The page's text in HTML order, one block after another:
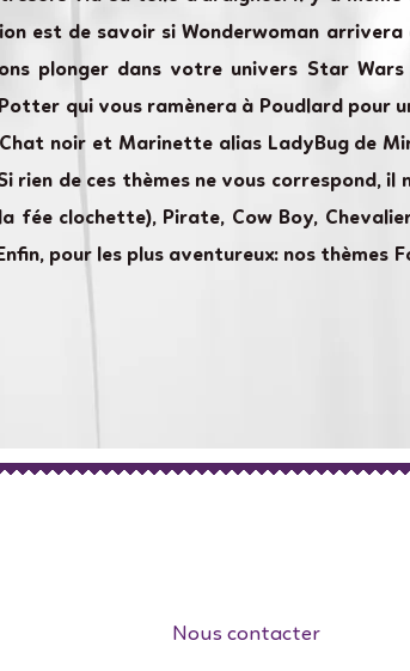
est de savoir si Wonderwoman
plonger dans votre univers Star
qui vous ramènera à Poudlard pour
noir et Marinette alias LadyBug de
de ces thèmes ne vous correspond, il
clochette), Pirate, Cow Boy,
pour les plus aventureux: nos
Nous contacter